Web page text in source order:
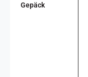
Gepäck